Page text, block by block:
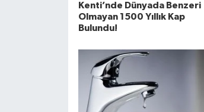
Kenti’nde Dünyada Benzeri
Olmayan 1500 Yıllık Kap
Bulundu!